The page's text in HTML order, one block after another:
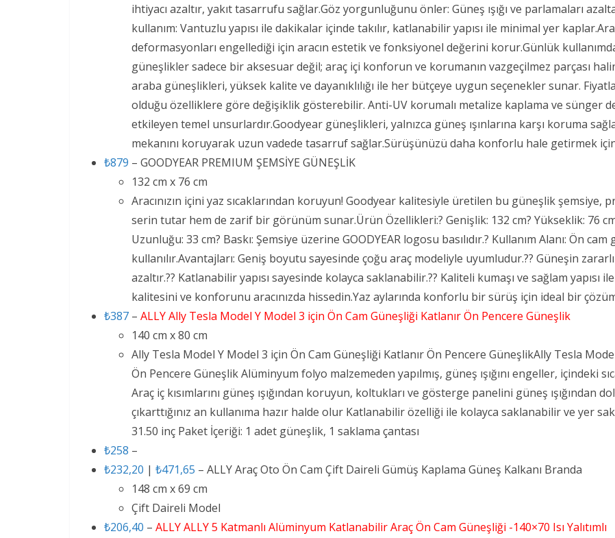
ihtiyacı azaltır, yakıt tasarrufu sağlar.Göz yorgunluğunu önler: Güneş ışığı ve parlamaları
kullanım: Vantuzlu yapısı ile dakikalar içinde takılır, katlanabilir yapısı ile minimal yer
deformasyonları engellediği için aracın estetik ve fonksiyonel değerini korur.Günlük
güneşlikler sadece bir aksesuar değil; araç içi konforun ve korumanın vazgeçilmez parçası
araba güneşlikleri, yüksek kalite ve dayanıklılığı ile her bütçeye uygun seçenekler sunar.
olduğu özelliklere göre değişiklik gösterebilir. Anti-UV korumalı metalize kaplama ve sünger
etkileyen temel unsurlardır.Goodyear güneşlikleri, yalnızca güneş ışınlarına karşı koruma
mekanını koruyarak uzun vadede tasarruf sağlar.Sürüşünüzü daha konforlu hale getirmek
₺879 – GOODYEAR PREMIUM ŞEMSİYE GÜNEŞLİK
132 cm x 76 cm
Aracınızın içini yaz sıcaklarından koruyun! Goodyear kalitesiyle üretilen bu güneşlik şemsiye,
serin tutar hem de zarif bir görünüm sunar.Ürün Özellikleri:? Genişlik: 132 cm? Yükseklik: 76
Uzunluğu: 33 cm? Baskı: Şemsiye üzerine GOODYEAR logosu basılıdır.? Kullanım Alanı: Ön
kullanılır.Avantajları: Geniş boyutu sayesinde çoğu araç modeliyle uyumludur.?? Güneşin zararlı
azaltır.?? Katlanabilir yapısı sayesinde kolayca saklanabilir.?? Kaliteli kumaşı ve sağlam
kalitesini ve konforunu aracınızda hissedin.Yaz aylarında konforlu bir sürüş için ideal bir
₺387 – ALLY Ally Tesla Model Y Model 3 için Ön Cam Güneşliği Katlanır Ön Pencere Güneşlik
140 cm x 80 cm
Ally Tesla Model Y Model 3 için Ön Cam Güneşliği Katlanır Ön Pencere Güneşli​k​Ally Tesla
Ön Pencere Güneşli​k Alüminyum folyo malzemeden yapılmış, güneş ışığını engeller, içindeki
Araç iç kısımlarını güneş ışığından koruyun, koltukları ve gösterge panelini güneş ışığından
çıkarttığınız an kullanıma hazır halde olur Katlanabilir özelliği ile kolayca saklanabilir ve yer
31.50 inç Paket İçeriği: 1 adet güneşlik, 1 saklama çantası
₺258 –
₺232,20 | ₺471,65 – ALLY Araç Oto Ön Cam Çift Daireli Gümüş Kaplama Güneş Kalkanı Branda
148 cm x 69 cm
Çift Daireli Model
₺206,40 – ALLY ALLY 5 Katmanlı Alüminyum Katlanabilir Araç Ön Cam Güneşliği -140×70 Isı Yalıtımlı